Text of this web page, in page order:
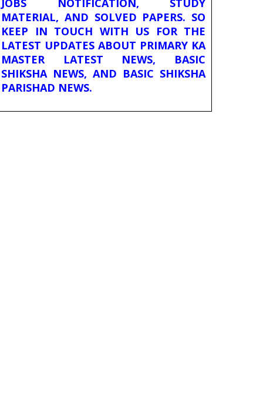
JOBS NOTIFICATION, STUDY
MATERIAL, AND SOLVED PAPERS. SO
KEEP IN TOUCH WITH US FOR THE
LATEST UPDATES ABOUT PRIMARY KA
MASTER LATEST NEWS, BASIC
SHIKSHA NEWS, AND BASIC SHIKSHA
PARISHAD NEWS.